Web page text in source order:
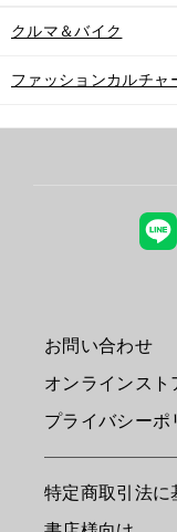
クルマ＆バイク
ファッションカルチャ
お問い合わせ
オンラインスト
プライバシーポ
特定商取引法に